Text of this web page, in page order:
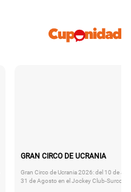
GRAN CIRCO DE UCRANIA
Gran Circo de Ucrania 2026: del 10 de
31 de Agosto en el Jockey Club-Surco